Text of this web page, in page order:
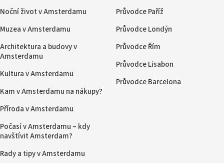
Noční život v Amsterdamu
Muzea v Amsterdamu
Architektura a budovy v
Amsterdamu
Kultura v Amsterdamu
Kam v Amsterdamu na nákupy?
Příroda v Amsterdamu
Počasí v Amsterdamu – kdy
navštívit Amsterdam?
Rady a tipy v Amsterdamu
Průvodce Paříž
Průvodce Londýn
Průvodce Řím
Průvodce Lisabon
Průvodce Barcelona